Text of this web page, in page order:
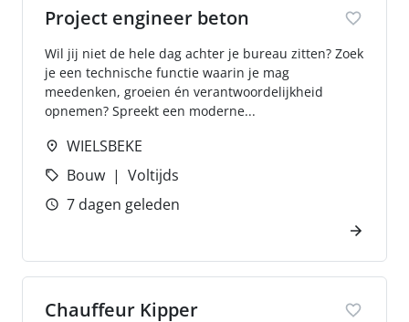
Project engineer beton
Wil jij niet de hele dag achter je bureau zitten? Zoek
je een technische functie waarin je mag
meedenken, groeien én verantwoordelijkheid
opnemen? Spreekt een moderne...
WIELSBEKE
Bouw
Voltijds
7 dagen geleden
Chauffeur Kipper